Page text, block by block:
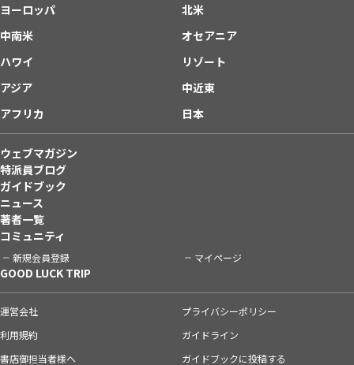
ヨーロッパ
北米
中南米
オセアニア
ハワイ
リゾート
アジア
中近東
アフリカ
日本
ウェブマガジン
特派員ブログ
ガイドブック
ニュース
著者一覧
コミュニティ
新規会員登録 マイページ
GOOD LUCK TRIP
運営会社
プライバシーポリシー
利用規約
ガイドライン
書店御担当者様へ
ガイドブックに投稿する